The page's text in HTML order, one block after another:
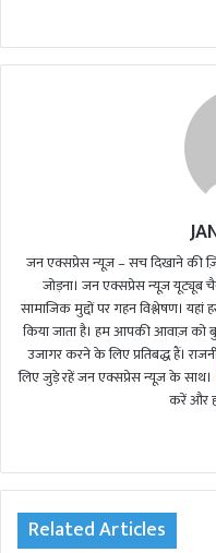
जन एक्सप्रेस न्यूज़ – सच दिखाने की
जोड़ना। जन एक्सप्रेस न्यूज़ यूट्यूब
सामाजिक मुद्दों पर गहन विश्लेषण। यहां
किया जाता है। हम आपकी आवाज़
उजागर करने के लिए प्रतिबद्ध हैं।
लिए जुड़े रहें जन एक्सप्रेस न्यूज़ के साथ।
करें और
Related Articles